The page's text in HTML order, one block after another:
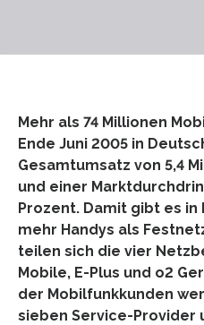
Mehr als 74 Millionen
Ende Juni 2005 in
Gesamtumsatz von 5,4
und einer
Prozent. Damit gibt es
mehr Handys als
teilen sich die vier
Mobile, E-Plus und o2
der Mobilfunkkunden
sieben Service-Provider